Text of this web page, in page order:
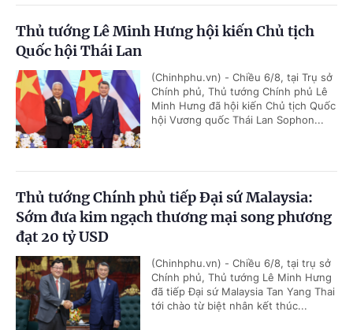
Thủ tướng Lê Minh Hưng hội kiến Chủ tịch
Quốc hội Thái Lan
(Chinhphu.vn) - Chiều 6/8, tại Trụ sở
Chính phủ, Thủ tướng Chính phủ Lê
Minh Hưng đã hội kiến Chủ tịch Quốc
hội Vương quốc Thái Lan Sophon...
Thủ tướng Chính phủ tiếp Đại sứ Malaysia:
Sớm đưa kim ngạch thương mại song phương
đạt 20 tỷ USD
(Chinhphu.vn) - Chiều 6/8, tại trụ sở
Chính phủ, Thủ tướng Lê Minh Hưng
đã tiếp Đại sứ Malaysia Tan Yang Thai
tới chào từ biệt nhân kết thúc...